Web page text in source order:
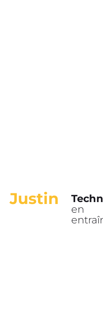
Justin
en